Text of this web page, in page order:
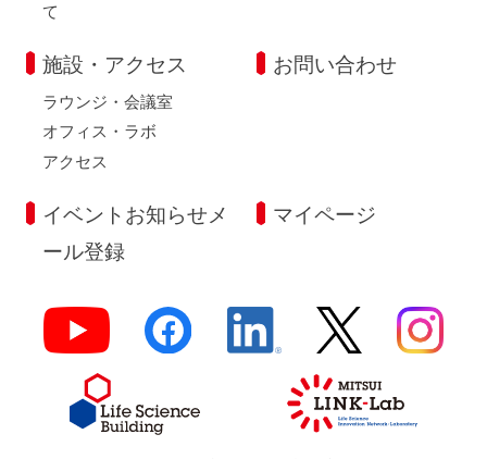
て
施設・アクセス
ラウンジ・会議室
オフィス・ラボ
アクセス
お問い合わせ
イベントお知らせメ
ール登録
マイページ